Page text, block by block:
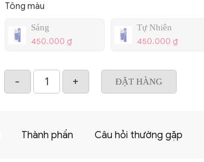
Tông màu
Sáng
450.000 ₫
Tự Nhiên
450.000 ₫
ĐẶT HÀNG
Thành phần Câu hỏi thường gặp